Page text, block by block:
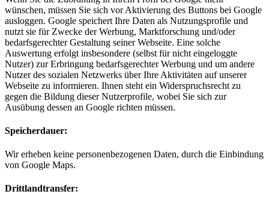
wünschen, müssen Sie sich vor Aktivierung des Buttons bei Google
ausloggen. Google speichert Ihre Daten als Nutzungsprofile und
nutzt sie für Zwecke der Werbung, Marktforschung und/oder
bedarfsgerechter Gestaltung seiner Webseite. Eine solche
Auswertung erfolgt insbesondere (selbst für nicht eingeloggte
Nutzer) zur Erbringung bedarfsgerechter Werbung und um andere
Nutzer des sozialen Netzwerks über Ihre Aktivitäten auf unserer
Webseite zu informieren. Ihnen steht ein Widerspruchsrecht zu
gegen die Bildung dieser Nutzerprofile, wobei Sie sich zur
Ausübung dessen an Google richten müssen.
Speicherdauer:
Wir erheben keine personenbezogenen Daten, durch die Einbindung
von Google Maps.
Drittlandtransfer: